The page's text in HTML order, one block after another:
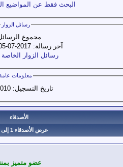
البحث فقط عن المواضيع
رسائل الزوار
مجموع
آخر رسالة:
رسائل الزوار الخاصة
معلومات
تاريخ التسجيل: 2010-12-03
الأصدقاء
عرض الأصدقاء 1 إلى 4 من 4
عضو متميز